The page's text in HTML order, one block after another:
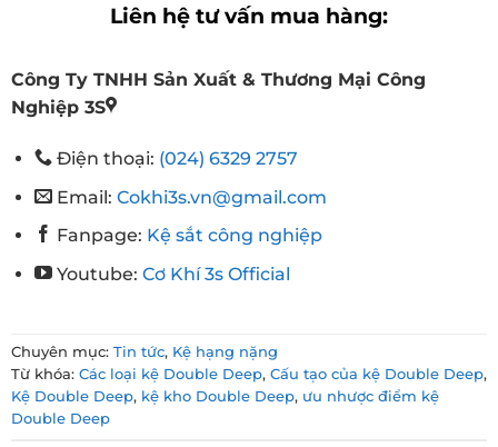
Liên hệ tư vấn mua hàng:
Công Ty TNHH Sản Xuất & Thương Mại Công
Nghiệp 3S
Điện thoại: (024) 6329 2757
Email: Cokhi3s.vn@gmail.com
Fanpage: Kệ sắt công nghiệp
Youtube: Cơ Khí 3s Official
Chuyên mục: Tin tức, Kệ hạng nặng
Từ khóa: Các loại kệ Double Deep, Cấu tạo của kệ Double Deep,
Kệ Double Deep, kệ kho Double Deep, ưu nhược điểm kệ
Double Deep